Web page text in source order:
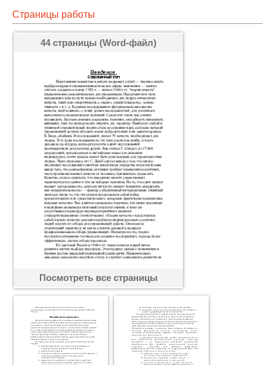
Страницы работы
44 страницы (Word-файл)
Посмотреть все страницы